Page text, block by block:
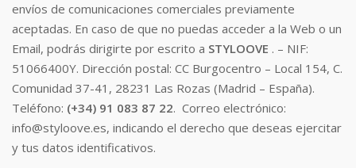
envíos de comunicaciones comerciales previamente
aceptadas. En caso de que no puedas acceder a la Web o un
Email, podrás dirigirte por escrito a STYLOOVE . – NIF:
51066400Y. Dirección postal: CC Burgocentro – Local 154, C.
Comunidad 37-41, 28231 Las Rozas (Madrid – España).
Teléfono: (+34) 91 083 87 22. Correo electrónico:
info@styloove.es, indicando el derecho que deseas ejercitar
y tus datos identificativos.